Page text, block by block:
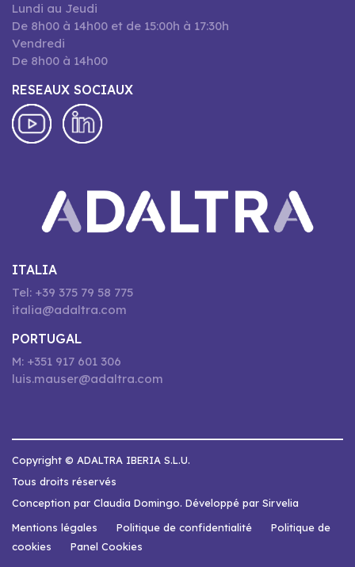
Lundi au Jeudi
De 8h00 à 14h00 et de 15:00h à 17:30h
Vendredi
De 8h00 à 14h00
RESEAUX SOCIAUX
ITALIA
Tel: +39 375 79 58 775
italia@adaltra.com
PORTUGAL
M: +351 917 601 306
luis.mauser@adaltra.com
Copyright © ADALTRA IBERIA S.L.U.
Tous droits réservés
Conception par Claudia Domingo. Développé par Sirvelia
Mentions légales
Politique de confidentialité
Politique de
cookies
Panel Cookies